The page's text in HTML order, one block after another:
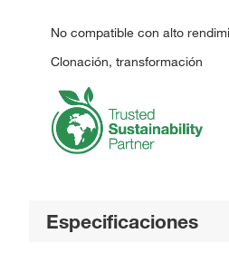
No compatible con alto
Clonación, transformación
Especificaciones